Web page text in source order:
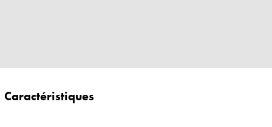
Caractéristiques